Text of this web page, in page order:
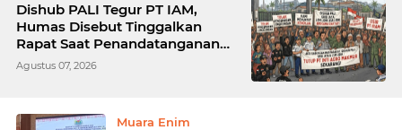
Dishub PALI Tegur PT IAM,
Humas Disebut Tinggalkan
Rapat Saat Penandatanganan
Kesepakatan
Agustus 07, 2026
Muara Enim